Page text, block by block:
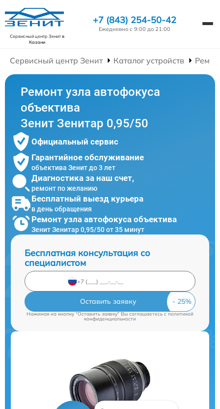
Сервисный центр Зенитв
Казани
+7 (843) 254-50-42
Ежедневно с 9:00 до 21:00
Сервисный центр Зенит Каталог устройств
Ремонт узла автофокуса
объектива
Зенит Зенитар 0,95/50
Официальный сервис
Гарантийное обслуживание
объектива Зенит до 3 лет
Диагностика за наш счет,
ремонт по желанию
Бесплатный выезд курьера
в день обращения
Ремонт узла автофокуса объектива
Зенит Зенитар 0,95/50 от 35 минут
Бесплатная консультация со
специалистом
Оставить заявку
Нажимая на кнопку "Оставить заявку" Вы соглашаетесь cполитикой
конфиденциальности